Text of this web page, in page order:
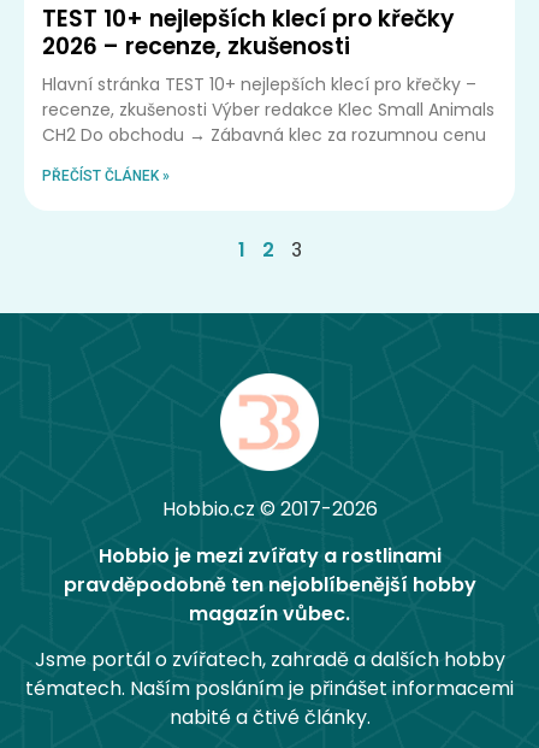
TEST 10+ nejlepších klecí pro křečky
2026 – recenze, zkušenosti
Hlavní stránka TEST 10+ nejlepších klecí pro křečky –
recenze, zkušenosti Výber redakce Klec Small Animals
CH2 Do obchodu → Zábavná klec za rozumnou cenu
PŘEČÍST ČLÁNEK »
1 2 3
Hobbio.cz © 2017-2026
Hobbio je mezi zvířaty a rostlinami
pravděpodobně ten nejoblíbenější hobby
magazín vůbec.
Jsme portál o zvířatech, zahradě a dalších hobby
tématech. Naším posláním je přinášet informacemi
nabité a čtivé články.